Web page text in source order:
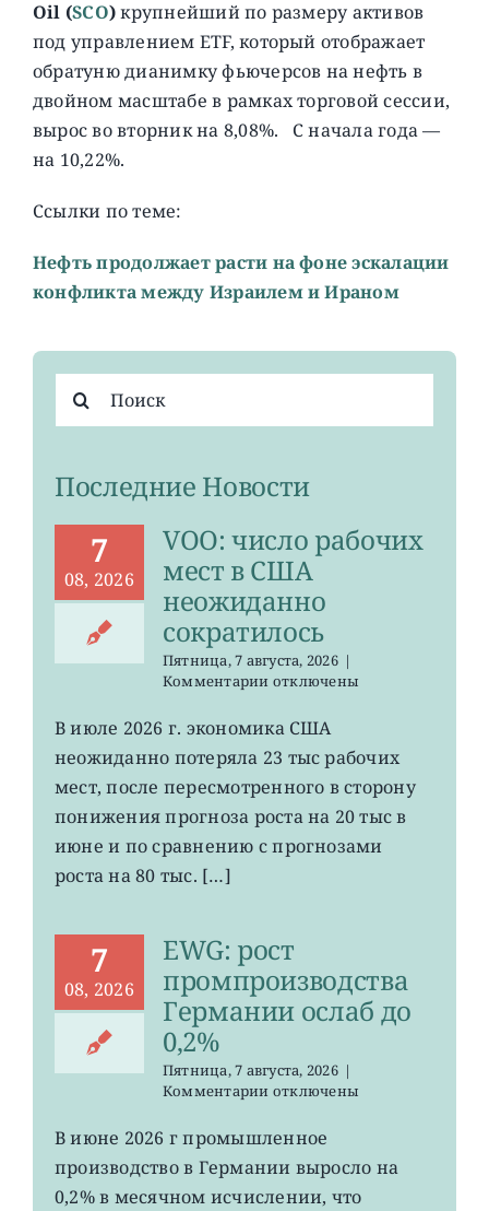
Oil (SCO)крупнейший по размеру активов
под управлением ETF, который отображает
обратуню дианимку фьючерсов на нефть в
двойном масштабе в рамках торговой сессии,
вырос во вторник на 8,08%. С начала года —
на 10,22%.
Ссылки по теме:
Нефть продолжает расти на фоне эскалации
конфликта между Израилем и Ираном
поиска:
Последние Новости
7
08, 2026
VOO: число рабочих
мест в США
неожиданно
сократилось
Пятница, 7 августа, 2026 |
Комментариик
VOO:
рабочих
мест
США
неожиданно
отключены
В июле 2026 г. экономика США
неожиданно потеряла 23 тыс рабочих
мест, после пересмотренного в сторону
понижения прогноза роста на 20 тыс в
июне и по сравнению с прогнозами
роста на 80 тыс. […]
7
08, 2026
EWG: рост
промпроизводства
Германии ослаб до
0,2%
Пятница, 7 августа, 2026 |
Комментариик
EWG:
рост
промпроизводства
Германии
отключены
В июне 2026 г промышленное
производство в Германии выросло на
0,2% в месячном исчислении, что